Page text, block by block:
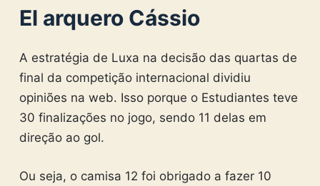
El arquero Cássio
A estratégia de Luxa na decisão das quartas de
final da competição internacional dividiu
opiniões na web. Isso porque o Estudiantes teve
30 finalizações no jogo, sendo 11 delas em
direção ao gol.
Ou seja, o camisa 12 foi obrigado a fazer 10